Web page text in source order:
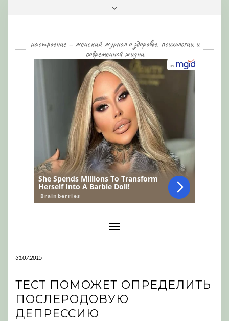
настроение — женский журнал о здоровье, психологии и
современной жизни
Toggle
Navigation
31.07.2015
ТЕСТ ПОМОЖЕТ ОПРЕДЕЛИТЬ
ПОСЛЕРОДОВУЮ
ДЕПРЕССИЮ